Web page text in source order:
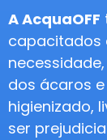
A AcquaOFF
capacitados
dos ácaros
higienizado,
ser